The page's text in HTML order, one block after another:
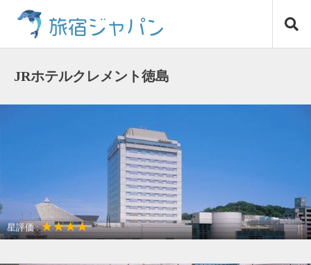
ス
旅宿ジャパン
JRホテルクレメント徳島
星評価 :★★★★